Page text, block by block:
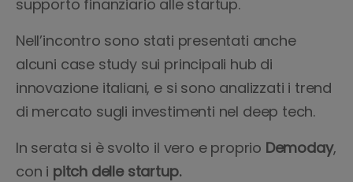
supporto finanziario alle startup.
Nell’incontro sono stati presentati anche
alcuni case study sui principali hub di
innovazione italiani, e si sono analizzati i trend
di mercato sugli investimenti nel deep tech.
In serata si è svolto il vero e proprio Demoday,
con i pitch delle startup.